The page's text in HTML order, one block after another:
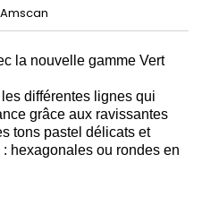
Amscan
la nouvelle gamme Vert
différentes lignes qui
grâce aux ravissantes
tons pastel délicats et
hexagonales ou rondes en